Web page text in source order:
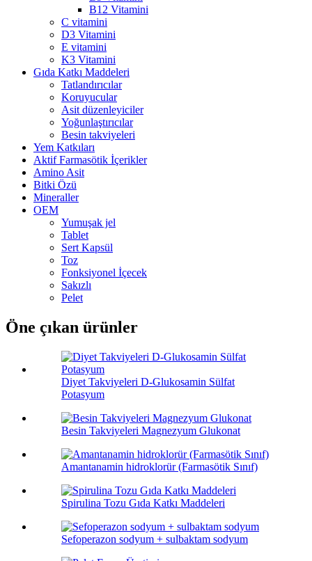
B12 Vitamini
C vitamini
D3 Vitamini
E vitamini
K3 Vitamini
Gıda Katkı Maddeleri
Tatlandırıcılar
Koruyucular
Asit düzenleyiciler
Yoğunlaştırıcılar
Besin takviyeleri
Yem Katkıları
Aktif Farmasötik İçerikler
Amino Asit
Bitki Özü
Mineraller
OEM
Yumuşak jel
Tablet
Sert Kapsül
Toz
Fonksiyonel İçecek
Sakızlı
Pelet
Öne çıkan ürünler
Diyet Takviyeleri D-Glukosamin Sülfat
Potasyum
Besin Takviyeleri Magnezyum Glukonat
Amantanamin hidroklorür (Farmasötik Sınıf)
Spirulina Tozu Gıda Katkı Maddeleri
Sefoperazon sodyum + sulbaktam sodyum